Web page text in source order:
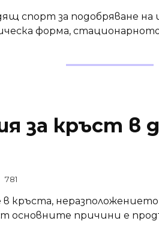
спорт за подобряване на
форма,
за кръст в
781
в кръста,
основните причини е